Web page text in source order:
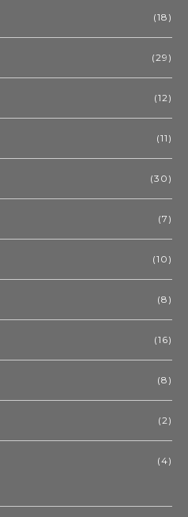
(18)
(29)
(12)
(11)
(30)
(7)
(10)
(8)
(16)
(8)
(2)
(4)